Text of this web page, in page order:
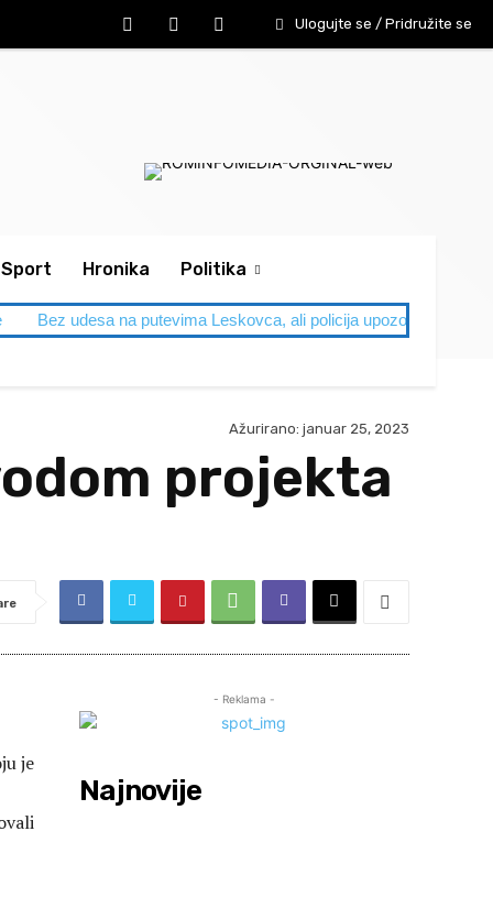
Ulogujte se / Pridružite se
Sport Hronika Politika
Bez udesa na putevima Leskovca, ali policija upozorava:
Ažurirano: januar 25, 2023
projekta
je
- Reklama -
Najnovije